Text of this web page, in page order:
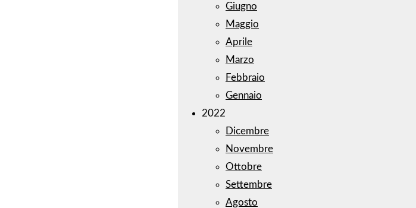
Giugno
Maggio
Aprile
Marzo
Febbraio
Gennaio
2022
Dicembre
Novembre
Ottobre
Settembre
Agosto